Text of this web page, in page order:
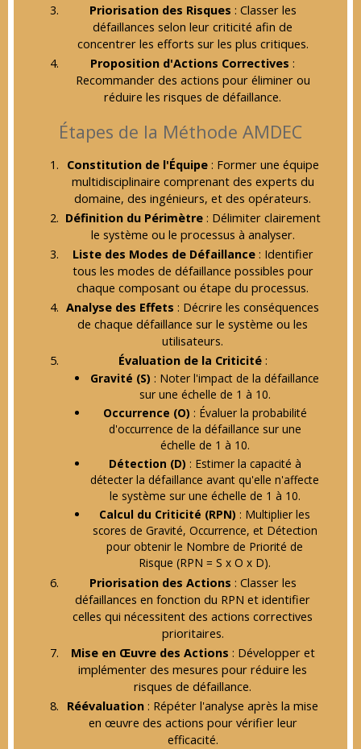
Priorisation des Risques : Classer les
défaillances selon leur criticité afin de
concentrer les efforts sur les plus critiques.
Proposition d'Actions Correctives :
Recommander des actions pour éliminer ou
réduire les risques de défaillance.
Étapes de la Méthode AMDEC
Constitution de l'Équipe: Former une équipe
multidisciplinaire comprenant des experts du
domaine, des ingénieurs, et des opérateurs.
Définition du Périmètre: Délimiter clairement
le système ou le processus à analyser.
Liste des Modes de Défaillance: Identifier
tous les modes de défaillance possibles pour
chaque composant ou étape du processus.
Analyse des Effets : Décrire les conséquences
de chaque défaillance sur le système ou les
utilisateurs.
Évaluation de la Criticité:
Gravité (S) : Noter l'impact de la défaillance
sur une échelle de 1 à 10.
Occurrence (O) : Évaluer la probabilité
d'occurrence de la défaillance sur une
échelle de 1 à 10.
Détection (D) : Estimer la capacité à
détecter la défaillance avant qu'elle n'affecte
le système sur une échelle de 1 à 10.
Calcul du Criticité (RPN) : Multiplier les
scores de Gravité, Occurrence, et Détection
pour obtenir le Nombre de Priorité de
Risque (RPN = S x O x D).
Priorisation des Actions : Classer les
défaillances en fonction du RPN et identifier
celles qui nécessitent des actions correctives
prioritaires.
Mise en Œuvre des Actions : Développer et
implémenter des mesures pour réduire les
risques de défaillance.
Réévaluation : Répéter l'analyse après la mise
en œuvre des actions pour vérifier leur
efficacité.